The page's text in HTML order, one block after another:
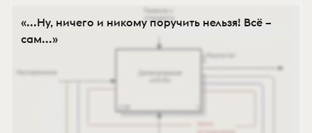
«...Ну, ничего и никому поручить нельзя! Всё –
сам...»